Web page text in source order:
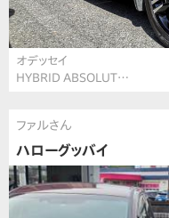
オデッセイ
HYBRID ABSOLUT…
ファルさん
ハローグッバイ